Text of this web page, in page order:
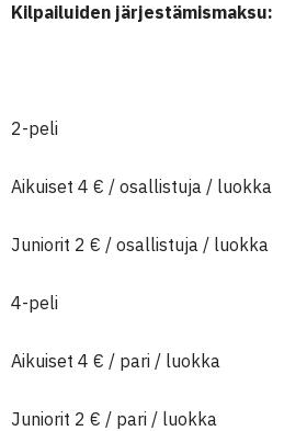
Kilpailuiden järjestämismaksu:
2-peli
Aikuiset 4 € / osallistuja / luokka
Juniorit 2 € / osallistuja / luokka
4-peli
Aikuiset 4 € / pari / luokka
Juniorit 2 € / pari / luokka